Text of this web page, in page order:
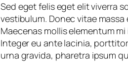
Sed eget felis eget elit viverra
vestibulum. Donec vitae
Maecenas mollis elementum
Integer eu ante lacinia,
urna gravida, pharetra ipsum